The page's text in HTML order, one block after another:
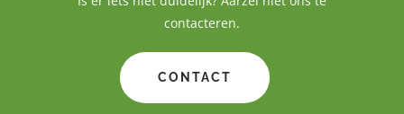
contacteren.
CONTACT